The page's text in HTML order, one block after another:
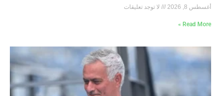
أغسطس 8, 2026 لا توجد تعليقات
Read More »